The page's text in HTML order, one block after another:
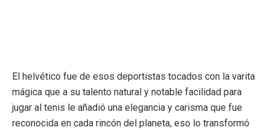
El helvético fue de esos deportistas tocados con la varita
mágica que a su talento natural y notable facilidad para
jugar al tenis le añadió una elegancia y carisma que fue
reconocida en cada rincón del planeta, eso lo transformó